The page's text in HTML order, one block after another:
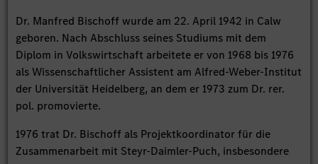
Dr. Manfred Bischoff wurde am 22. April 1942 in Calw
geboren. Nach Abschluss seines Studiums mit dem
Diplom in Volkswirtschaft arbeitete er von 1968 bis 1976
als Wissenschaftlicher Assistent am Alfred-Weber-Institut
der Universität Heidelberg, an dem er 1973 zum Dr. rer.
pol. promovierte.
1976 trat Dr. Bischoff als Projektkoordinator für die
Zusammenarbeit mit Steyr-Daimler-Puch, insbesondere